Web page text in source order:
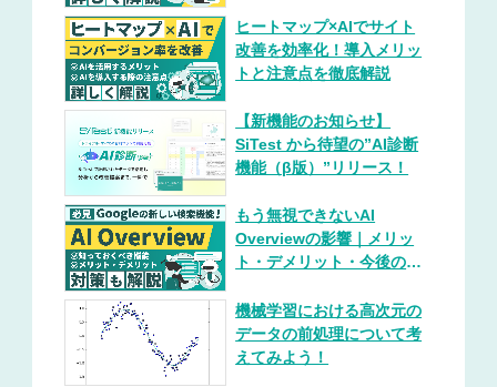
ヒートマップ×AIでサイト
改善を効率化！導入メリッ
トと注意点を徹底解説
【新機能のお知らせ】
SiTest から待望の”AI診断
機能（β版）”リリース！
もう無視できないAI
Overviewの影響｜メリッ
ト・デメリット・今後の展
ブック付き）
機械学習における高次元の
データの前処理について考
えてみよう！